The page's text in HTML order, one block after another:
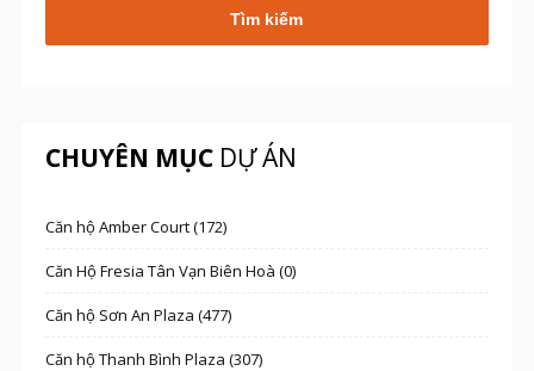
CHUYÊN MỤCDỰ ÁN
Căn hộ Amber Court (172)
Căn Hộ Fresia Tân Vạn Biên Hoà (0)
Căn hộ Sơn An Plaza (477)
Căn hộ Thanh Bình Plaza (307)